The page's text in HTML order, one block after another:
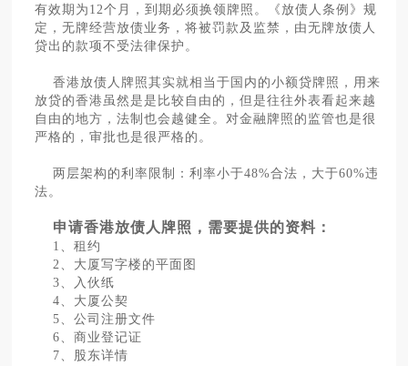
有效期为12个月，到期必须换领牌照。《放债人条例》规
定，无牌经营放债业务，将被罚款及监禁，由无牌放债人
贷出的款项不受法律保护。
香港放债人牌照其实就相当于国内的小额贷牌照，用来
放贷的香港虽然是是比较自由的，但是往往外表看起来越
自由的地方，法制也会越健全。对金融牌照的监管也是很
严格的，审批也是很严格的。
两层架构的利率限制：利率小于48%合法，大于60%违
法。
申请香港放债人牌照，需要提供的资料：
1、租约
2、大厦写字楼的平面图
3、入伙纸
4、大厦公契
5、公司注册文件
6、商业登记证
7、股东详情